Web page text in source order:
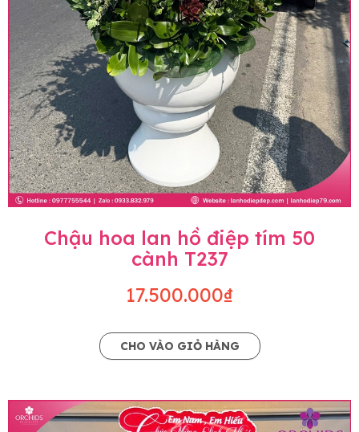
Chậu hoa lan hồ điệp tím 50
cành T237
17.500.000₫
CHO VÀO GIỎ HÀNG